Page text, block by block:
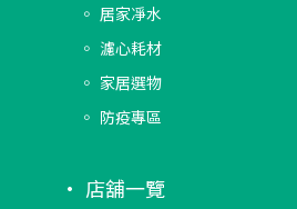
居家凈水
濾心耗材
家居選物
防疫專區
店舖一覽